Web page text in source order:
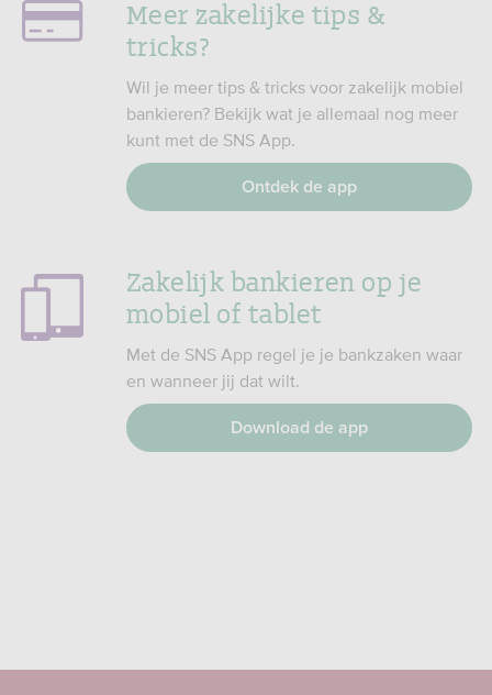
Meer zakelijke tips &
tricks?
Wil je meer tips & tricks voor zakelijk mobiel
bankieren? Bekijk wat je allemaal nog meer
kunt met de SNS App.
Ontdek de app
Zakelijk bankieren op je
mobiel of tablet
Met de SNS App regel je je bankzaken waar
en wanneer jij dat wilt.
Download de app